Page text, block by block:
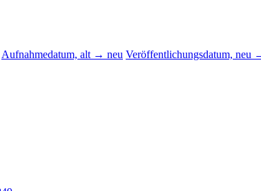
Aufnahmedatum, alt → neu Veröffentlichungsdatum, neu